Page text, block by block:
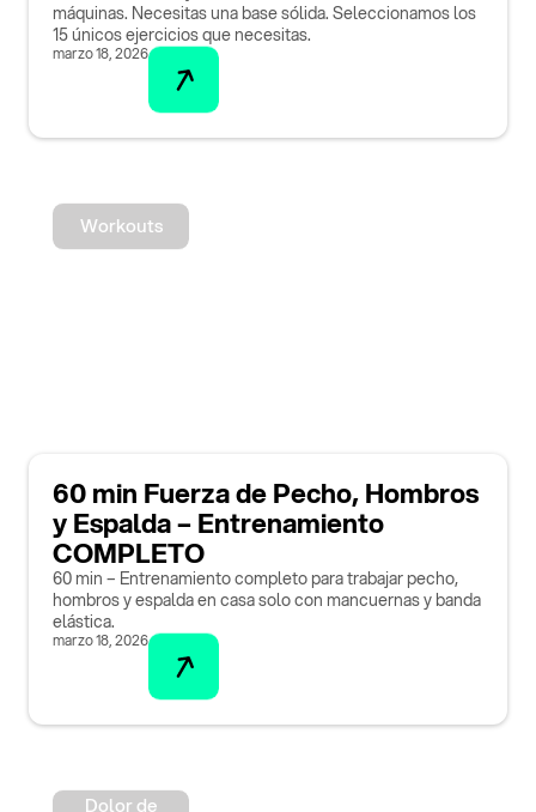
máquinas. Necesitas una base sólida. Seleccionamos los
15 únicos ejercicios que necesitas.
marzo 18, 2026
Workouts
60 min Fuerza de Pecho, Hombros
y Espalda – Entrenamiento
COMPLETO
60 min – Entrenamiento completo para trabajar pecho,
hombros y espalda en casa solo con mancuernas y banda
elástica.
marzo 18, 2026
Dolor de